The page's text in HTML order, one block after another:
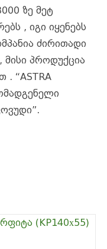
ზე მეტ
, იგი იყენებს
ძირითადი
მისი პროდუქცია
. “ASTRA